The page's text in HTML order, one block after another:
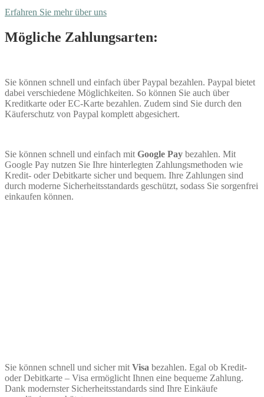
Erfahren Sie mehr über uns
Mögliche Zahlungsarten:
Sie können schnell und einfach über Paypal bezahlen. Paypal bietet
dabei verschiedene Möglichkeiten. So können Sie auch über
Kreditkarte oder EC-Karte bezahlen. Zudem sind Sie durch den
Käuferschutz von Paypal komplett abgesichert.
Sie können schnell und einfach mit Google Pay bezahlen. Mit
Google Pay nutzen Sie Ihre hinterlegten Zahlungsmethoden wie
Kredit- oder Debitkarte sicher und bequem. Ihre Zahlungen sind
durch moderne Sicherheitsstandards geschützt, sodass Sie sorgenfrei
einkaufen können.
Sie können schnell und sicher mit Visa bezahlen. Egal ob Kredit-
oder Debitkarte – Visa ermöglicht Ihnen eine bequeme Zahlung.
Dank modernster Sicherheitsstandards sind Ihre Einkäufe